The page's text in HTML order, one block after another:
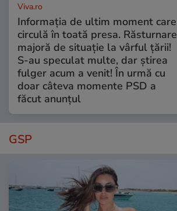
Viva.ro
Informația de ultim moment care
circulă în toată presa. Răsturnare
majoră de situație la vârful țării!
S-au speculat multe, dar știrea
fulger acum a venit! În urmă cu
doar câteva momente PSD a
făcut anunțul
GSP